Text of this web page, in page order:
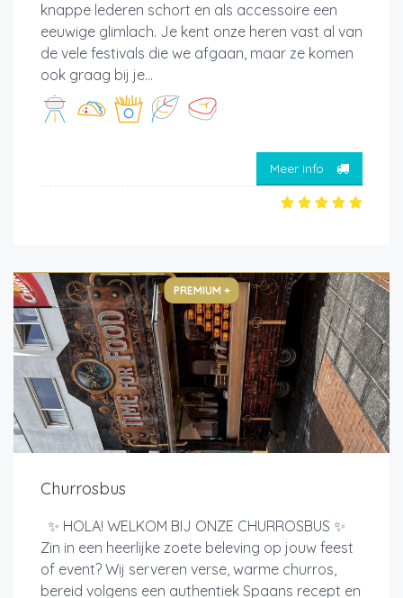
knappe lederen schort en als accessoire een
eeuwige glimlach. Je kent onze heren vast al van
de vele festivals die we afgaan, maar ze komen
ook graag bij je...
Meer info
PREMIUM +
Churrosbus
✨ HOLA! WELKOM BIJ ONZE CHURROSBUS ✨
Zin in een heerlijke zoete beleving op jouw feest
of event? Wij serveren verse, warme churros,
bereid volgens een authentiek Spaans recept en